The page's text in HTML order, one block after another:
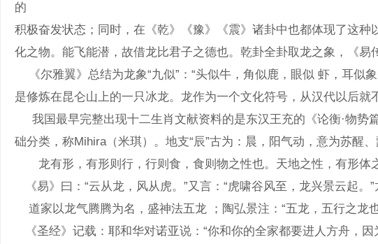
积极奋发状态；同时，在《乾》《豫》《震》诸卦中也都体现了这
化之物。能飞能潜，故借龙比君子之德也。乾卦全卦取龙之象，《
《尔雅翼》总结为龙象“九似”：“
是修炼在昆仑山上的一只冰龙。龙作为一个文化符号，从汉代以后
我国最早完整出现十二生肖文献资料的是东汉王充的《论衡·物势
础分类，称Mihira（米琪）。地支“辰”古为：晨，阳气动，意为苏醒
龙有形，有形则行，行则食，食则物之性也。天地之性，有形体之
《易》曰：“云从龙，风从虎。”又言：“虎啸谷风至，龙兴景云起
道家以龙气腾腾为名，盛神法五龙 ；陶弘景注：“五龙，五行之龙
《圣经》记载：耶和华对诺亚说：“你和你的全家都要进人方舟，